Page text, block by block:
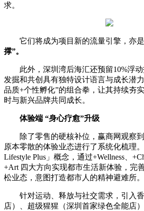
求。
它们将成为项目新的流量引擎，亦
撑”。
此外，深圳湾后海汇还预留10%浮
发掘和共创具有独特设计语言与成长潜
品质+个性孵化”的组合拳，让其持续夯
时与新兴品牌共同成长。
体验端 “身心疗愈”升级
除了零售的硬核补位，赢商网观察
原本零散的体验业态进行了系统化梳理
Lifestyle Plus」概念，通过+Wellness、
+Art 四大方向实现都市生活新体验，完
松业态，意图打造都市人的精神避难所。
针对运动、释放与社交需求，引入
店）、超级猩猩（深圳首家绿色全能店）